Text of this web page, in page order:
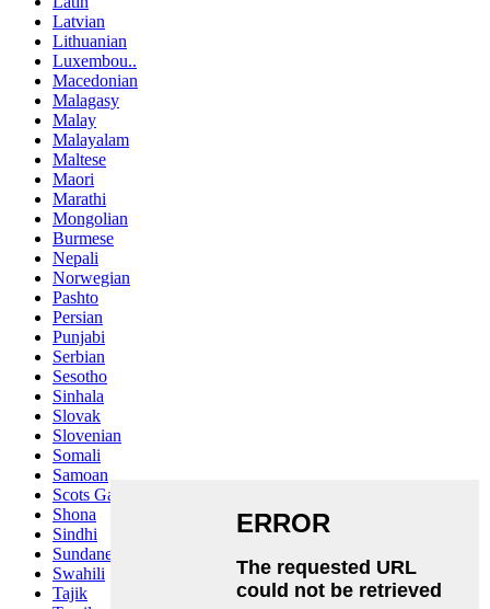
Latvian
Lithuanian
Luxembou..
Macedonian
Malagasy
Malay
Malayalam
Maltese
Maori
Marathi
Mongolian
Burmese
Nepali
Norwegian
Pashto
Persian
Punjabi
Serbian
Sesotho
Sinhala
Slovak
Slovenian
Somali
Samoan
Scots Gaelic
Shona
Sindhi
Sundanese
Swahili
Tajik